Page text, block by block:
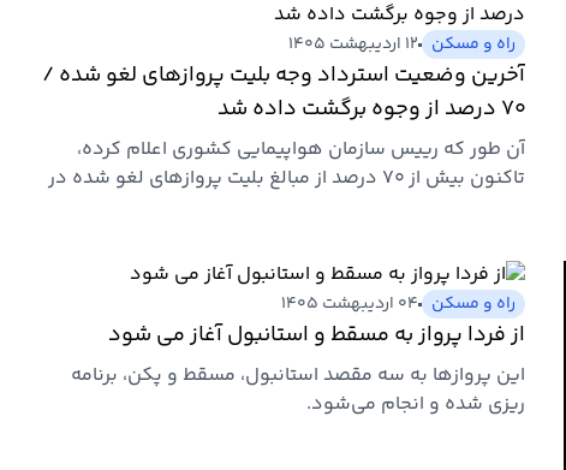
راه و مسکن ۱۲ اردیبهشت ۱۴۰۵
آخرین وضعیت استرداد وجه بلیت پروازهای لغو شده /
۷۰ درصد از وجوه برگشت داده شد
آن طور که رییس سازمان هواپیمایی کشوری اعلام کرده،
تاکنون بیش از ۷۰ درصد از مبالغ بلیت‌ پروازهای لغو شده در
راه و مسکن ۰۴ اردیبهشت ۱۴۰۵
از فردا پرواز به مسقط و استانبول آغاز می شود
این پروازها به سه مقصد استانبول، مسقط و پکن، برنامه
ریزی شده و انجام می‌شود.